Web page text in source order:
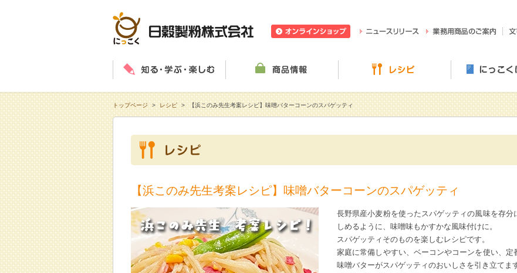
ニュースリリース
業務
知る・学ぶ・楽しむ レシピ
トップページ > レシピ > 【浜このみ先生考案レシピ】味噌バターコーンのスパゲッティ
【浜このみ先生考案レシピ】味噌バターコーンのスパゲッティ
長野県産小麦粉を使ったスパゲッティの風味を存分
しめるように、味噌味もかすかな風味付けに。
スパゲッティそのものを楽しむレシピです。
家庭に常備しやすい、ベーコンやコーンを使い、定
味噌バターがスパゲッティのおいしさを引き立てま